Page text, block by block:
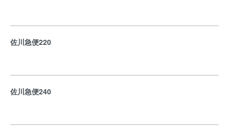
佐川急便220
佐川急便240